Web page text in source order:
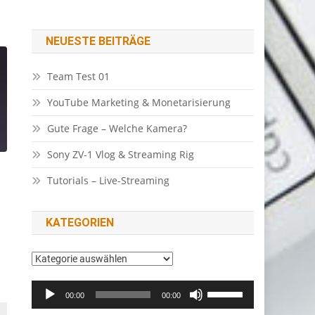
NEUESTE BEITRÄGE
Team Test 01
YouTube Marketing & Monetarisierung
Gute Frage – Welche Kamera?
Sony ZV-1 Vlog & Streaming Rig
Tutorials – Live-Streaming
KATEGORIEN
Kategorien
Audio-
Player
00:00 00:00